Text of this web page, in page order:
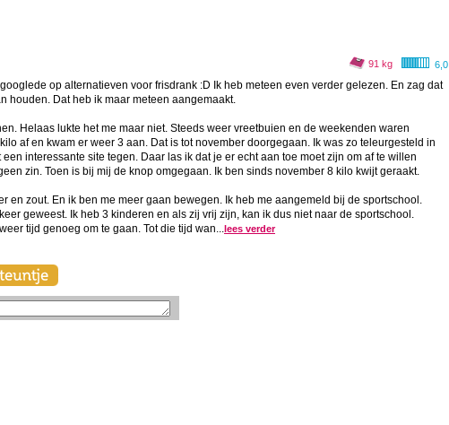
6,0
91 kg
op alternatieven voor frisdrank :D Ik heb meteen even verder gelezen. En zag dat
houden. Dat heb ik maar meteen aangemaakt.
Helaas lukte het me maar niet. Steeds weer vreetbuien en de weekenden waren
af en kwam er weer 3 aan. Dat is tot november doorgegaan. Ik was zo teleurgesteld in
interessante site tegen. Daar las ik dat je er echt aan toe moet zijn om af te willen
zin. Toen is bij mij de knop omgegaan. Ik ben sinds november 8 kilo kwijt geraakt.
en zout. En ik ben me meer gaan bewegen. Ik heb me aangemeld bij de sportschool.
geweest. Ik heb 3 kinderen en als zij vrij zijn, kan ik dus niet naar de sportschool.
tijd genoeg om te gaan. Tot die tijd wan...lees verder